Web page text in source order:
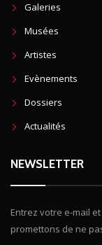
Galeries
Musées
Artistes
Evènements
Dossiers
Actualités
NEWSLETTER
Entrez votre e-mail
promettons de ne